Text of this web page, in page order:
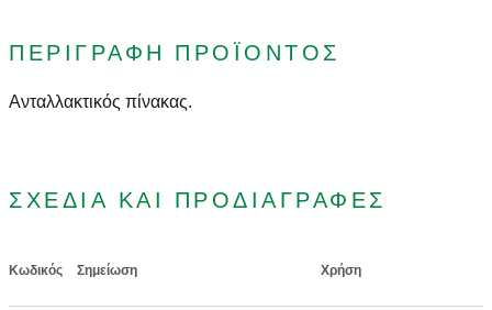
ΠΕΡΙΓΡΑΦΉ ΠΡΟΪΌΝΤΟΣ
Ανταλλακτικός πίνακας.
ΣΧΈΔΙΑ ΚΑΙ ΠΡΟΔΙΑΓΡΑΦΈΣ
Κωδικός Σημείωση Χρήση